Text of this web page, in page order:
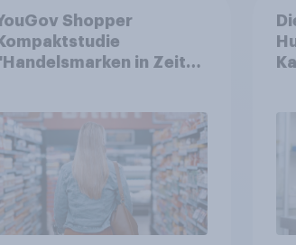
Shopper
Kompaktstudie
in Zeiten